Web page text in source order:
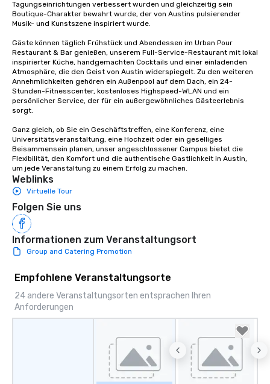
Tagungseinrichtungen verbessert wurden und gleichzeitig sein
Boutique-Charakter bewahrt wurde, der von Austins pulsierender
Musik- und Kunstszene inspiriert wurde.
Gäste können täglich Frühstück und Abendessen im Urban Pour
Restaurant & Bar genießen, unserem Full-Service-Restaurant mit lokal
inspirierter Küche, handgemachten Cocktails und einer einladenden
Atmosphäre, die den Geist von Austin widerspiegelt. Zu den weiteren
Annehmlichkeiten gehören ein Außenpool auf dem Dach, ein 24-
Stunden-Fitnesscenter, kostenloses Highspeed-WLAN und ein
persönlicher Service, der für ein außergewöhnliches Gästeerlebnis
sorgt.
Ganz gleich, ob Sie ein Geschäftstreffen, eine Konferenz, eine
Universitätsveranstaltung, eine Hochzeit oder ein geselliges
Beisammensein planen, unser angeschlossener Campus bietet die
Flexibilität, den Komfort und die authentische Gastlichkeit in Austin,
um jede Veranstaltung zu einem Erfolg zu machen.
Weblinks
Virtuelle Tour
Folgen Sie uns
Informationen zum Veranstaltungsort
Group and Catering Promotion
Empfohlene Veranstaltungsorte
24 andere Veranstaltungsorten entsprachen Ihren
Anforderungen